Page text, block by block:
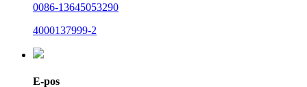
0086-13645053290
4000137999-2
E-pos